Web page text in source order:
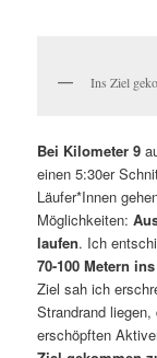
Ins Ziel
Bei Kilometer 9
einen 5:30er
Läufer*Innen
Möglichkeiten:
laufen. Ich
70-100 Metern
Ziel sah ich
Strandrand
erschöpften